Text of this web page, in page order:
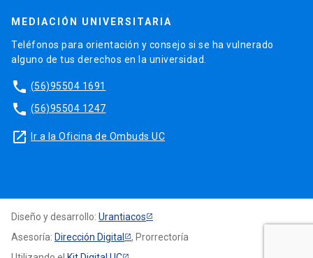
MEDIACIÓN UNIVERSITARIA
Teléfonos para orientación y consejo si se ha vulnerado
alguno de tus derechos en la universidad.
phone (56)95504 1691
phone (56)95504 1247
launch Ir a la Oficina de Ombuds UC
Diseño y desarrollo: Urantiacos
Asesoría: Dirección Digital
, Prorrectoría